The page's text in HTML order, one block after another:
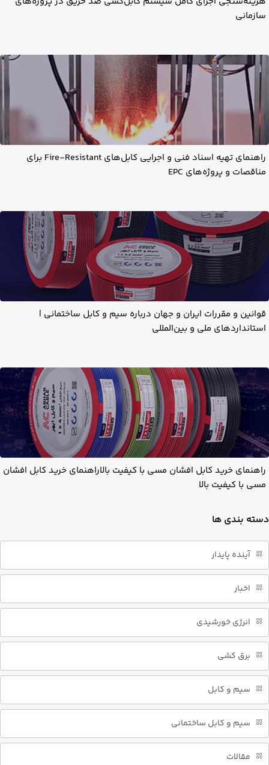
سازمانی
راهنمای تهیه اسناد فنی و اجرایی کابل‌های Fire-Resistant برای
مناقصات و پروژه‌های EPC
قوانین و مقررات ایران و جهان درباره سیم و کابل ساختمانی |
استانداردهای ملی و بین‌المللی
راهنمای خرید کابل افشان مسی با کیفیت بالاراهنمای خرید کابل افشان
مسی با کیفیت بالا
دسته بندی ها
آینده پایدار
اخبار
انرژی خورشیدی
برق کشی
سیم و کابل
سیم و کابل ساختمانی
مقالات